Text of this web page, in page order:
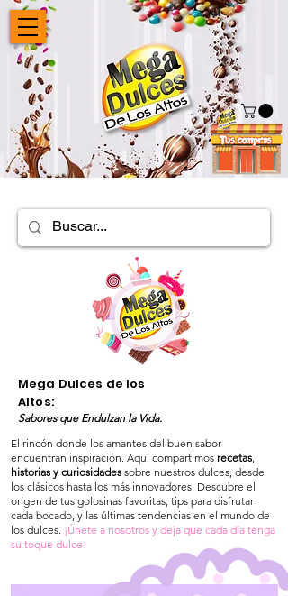
Mega Dulces de los
Altos:
Sabores que Endulzan la Vida.
El rincón donde los amantes del buen sabor
encuentran inspiración. Aquí compartimos recetas,
historias y curiosidades sobre nuestros dulces, desde
los clásicos hasta los más innovadores. Descubre el
origen de tus golosinas favoritas, tips para disfrutar
cada bocado, y las últimas tendencias en el mundo de
los dulces. ¡Únete a nosotros y deja que cada día tenga
su toque dulce!